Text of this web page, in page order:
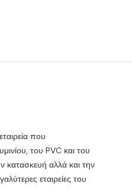
που
του PVC και του
κατασκευή αλλά και την
εταιρείες του